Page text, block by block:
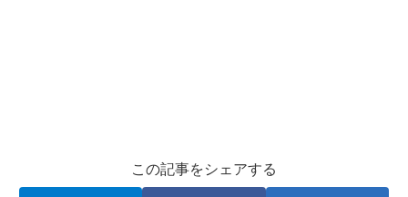
この記事をシェアする